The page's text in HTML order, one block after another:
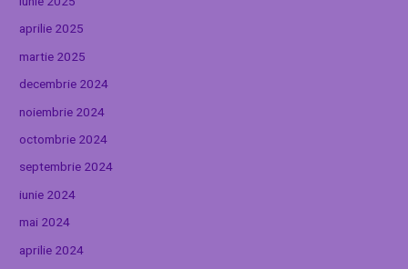
aprilie 2025
martie 2025
decembrie 2024
noiembrie 2024
octombrie 2024
septembrie 2024
iunie 2024
mai 2024
aprilie 2024